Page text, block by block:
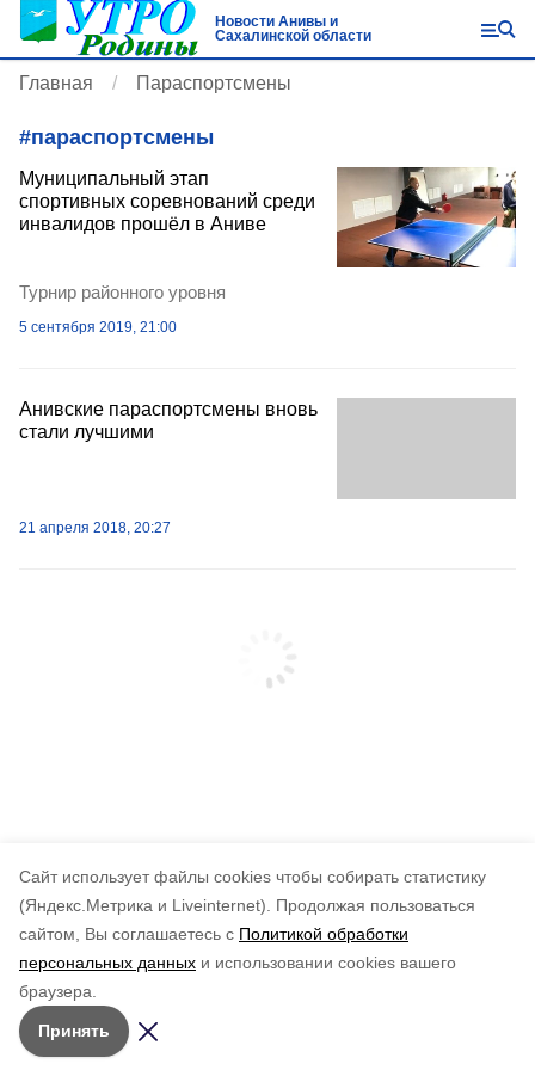
Cайт использует файлы cookies чтобы собирать статистику
(Яндекс.Метрика и Liveinternet).
Продолжая пользоваться
сайтом, Вы соглашаетесь с Политикой обработки
персональных данных и использовании cookies вашего
браузера.
Принять
Новости Анивы и
Сахалинской области
Главная Параспортсмены
#параспортсмены
Муниципальный этап
спортивных соревнований среди
инвалидов прошёл в Аниве
Турнир районного уровня
5 сентября 2019, 21:00
Анивские параспортсмены вновь
стали лучшими
21 апреля 2018, 20:27